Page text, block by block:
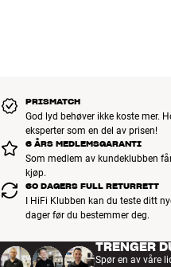
PRISMATCH
God lyd behøver ikke koste mer.
eksperter som en del av prisen!
6 ÅRS MEDLEMSGARANTI
Som medlem av kundeklubben
kjøp.
60 DAGERS FULL RETURRETT
I HiFi Klubben kan du teste ditt
dager før du bestemmer deg.
TRENGER
Spør en av våre